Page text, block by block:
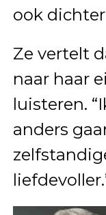
ook
Ze vertelt
naar haar
luisteren.
anders